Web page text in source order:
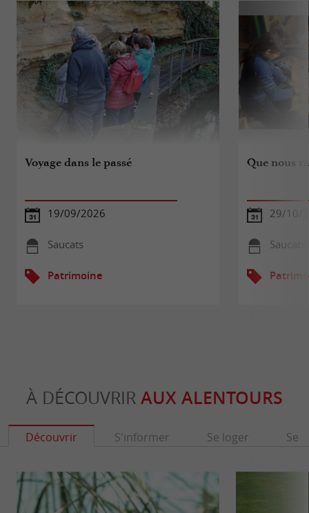
Voyage dans le passé
19/09/2026
Saucats
Patrimoine
Que nous
29/10/
Saucats
À DÉCOUVRIR AUX ALENTOURS
Découvrir S'informer Se loger Se